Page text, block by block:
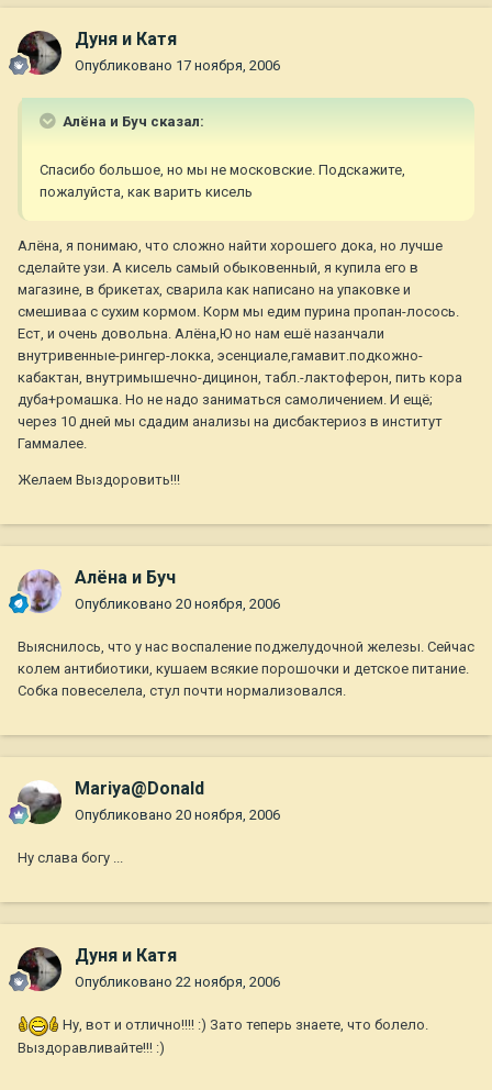
Дуня и Катя
Опубликовано 17 ноября, 2006
Алёна и Буч сказал:
Спасибо большое, но мы не московские. Подскажите,
пожалуйста, как варить кисель
Алёна, я понимаю, что сложно найти хорошего дока, но лучше
сделайте узи. А кисель самый обыковенный, я купила его в
магазине, в брикетах, сварила как написано на упаковке и
смешиваа с сухим кормом. Корм мы едим пурина пропан-лосось.
Ест, и очень довольна. Алёна,Ю но нам ешё назанчали
внутривенные-рингер-локка, эсенциале,гамавит.подкожно-
кабактан, внутримышечно-дицинон, табл.-лактоферон, пить кора
дуба+ромашка. Но не надо заниматься самоличением. И ещё;
через 10 дней мы сдадим анализы на дисбактериоз в институт
Гаммалее.
Желаем Выздоровить!!!
Алёна и Буч
Опубликовано 20 ноября, 2006
Выяснилось, что у нас воспаление поджелудочной железы. Сейчас
колем антибиотики, кушаем всякие порошочки и детское питание.
Собка повеселела, стул почти нормализовался.
Mariya@Donald
Опубликовано 20 ноября, 2006
Ну слава богу ...
Дуня и Катя
Опубликовано 22 ноября, 2006
Ну, вот и отлично!!!! :) Зато теперь знаете, что болело.
Выздоравливайте!!! :)